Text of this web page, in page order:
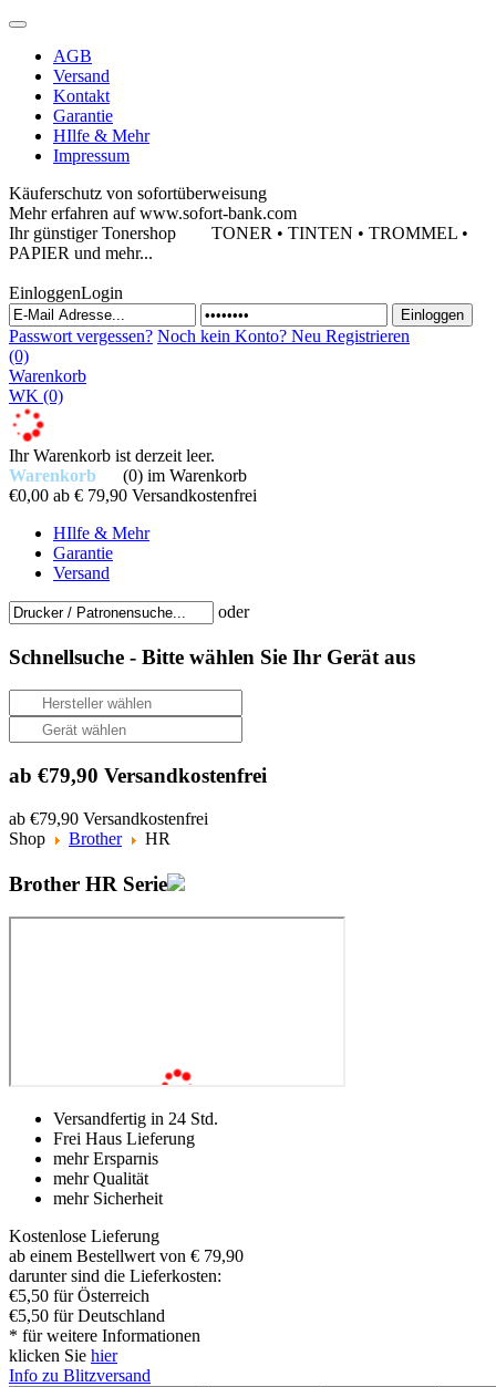
AGB
Versand
Kontakt
Garantie
HIlfe & Mehr
Impressum
Käuferschutz von sofortüberweisung
Mehr erfahren auf www.sofort-bank.com
Ihr günstiger Tonershop TONER • TINTEN • TROMMEL •
PAPIER und mehr...
EinloggenLogin
Passwort vergessen? Noch kein Konto? Neu Registrieren
(0)
Warenkorb
WK (0)
Ihr Warenkorb ist derzeit leer.
Warenkorb
(0) im Warenkorb
€0,00 ab € 79,90 Versandkostenfrei
HIlfe & Mehr
Garantie
Versand
oder
Schnellsuche - Bitte wählen Sie Ihr Gerät aus
ab €79,90 Versandkostenfrei
ab €79,90 Versandkostenfrei
Shop
Brother HR
Brother HR Serie
Versandfertig in 24 Std.
Frei Haus Lieferung
mehr Ersparnis
mehr Qualität
mehr Sicherheit
Kostenlose Lieferung
ab einem Bestellwert von € 79,90
darunter sind die Lieferkosten:
€5,50 für Österreich
€5,50 für Deutschland
* für weitere Informationen
klicken Sie hier
Info zu Blitzversand